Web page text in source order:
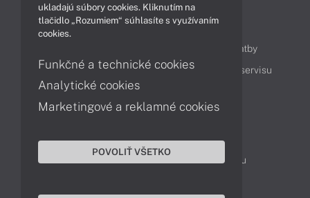
Obsah
Možnosti doručenia a platby
Podpora a servis
Servisné služby Cenník servisu
Kontakty
043 4224 771
Obchodné oddelenie
Reklamácia tovaru
ukladajú súbory cookies. Kliknutím na
tlačidlo „Rozumiem“ súhlasíte s využívaním
cookies.
Funkčné a technické cookies
Analytické cookies
Marketingové a reklamné cookies
POVOLIŤ VŠETKO